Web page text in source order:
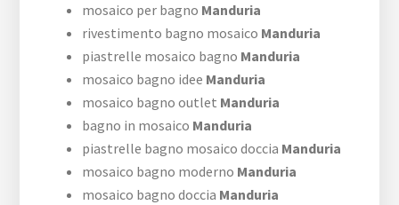
mosaico per bagno Manduria
rivestimento bagno mosaico Manduria
piastrelle mosaico bagno Manduria
mosaico bagno idee Manduria
mosaico bagno outlet Manduria
bagno in mosaico Manduria
piastrelle bagno mosaico doccia Manduria
mosaico bagno moderno Manduria
mosaico bagno doccia Manduria